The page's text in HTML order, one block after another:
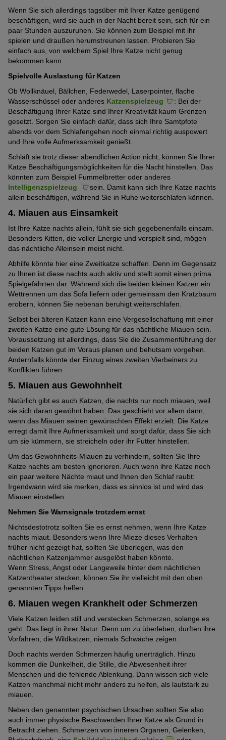
Wenn Sie sich allerdings tagsüber mit Ihrer Katze genügend
beschäftigen, wird sie auch in der Nacht bereit sein, sich für ein
paar Stunden auszuruhen. Sie können zum Beispiel mit ihr
spielen und draußen herumstreunen lassen. Probieren Sie
einfach aus, von welchem Spiel Ihre Katze nicht genug
bekommen kann.
Spielvolle Auslastung für Katzen
Ob Wollknäuel, Bällchen, Federwedel, Laserpointer, flache
Wasserschüssel oder anderes Katzenspielzeug
: Bei der
Beschäftigung Ihrer Katze sind Ihrer Kreativität kaum Grenzen
gesetzt. Sorgen Sie einfach dafür, dass sich Ihre Samtpfote
abends vor dem Schlafengehen noch einmal richtig auspowert
und Ihre volle Aufmerksamkeit genießt.
Schläft sie trotz dieser abendlichen Action nicht, können Sie Ihrer
Katze Beschäftigungsmöglichkeiten für die Nacht hinstellen. Das
könnten zum Beispiel Fummelbretter oder anderes
Intelligenzspielzeug
sein. Damit kann sich Ihre Katze nachts
allein beschäftigen, während Sie in Ruhe weiterschlafen können.
4. Miauen aus Einsamkeit
Ist Ihre Katze nachts allein, fühlt sie sich gegebenenfalls einsam.
Besonders Kitten, die voller Energie und verspielt sind, mögen
das nächtliche Alleinsein meist nicht.
Abhilfe könnte hier eine Zweitkatze schaffen. Denn im Gegensatz
zu Ihnen ist diese nachts auch aktiv und stellt somit einen prima
Spielgefährten dar. Während sich die beiden kleinen Katzen ein
Wettrennen um das Sofa liefern oder gemeinsam den Kratzbaum
erobern, können Sie nebenan beruhigt weiterschlafen.
Selbst bei älteren Katzen kann eine Vergesellschaftung mit einer
zweiten Katze eine gute Lösung für das nächtliche Miauen sein.
Voraussetzung ist allerdings, dass Sie die Zusammenführung der
beiden Katzen gut im Voraus planen und behutsam vorgehen.
Andernfalls könnte der Einzug eines zweiten Vierbeiners zu
Konflikten führen.
5. Miauen aus Gewohnheit
Natürlich gibt es auch Katzen, die nachts nur noch miauen, weil
sie sich daran gewöhnt haben. Das geschieht vor allem dann,
wenn das Miauen seinen gewünschten Effekt erzielt: Die Katze
erregt damit Ihre Aufmerksamkeit und sorgt dafür, dass Sie sich
um sie kümmern, sie streicheln oder ihr Futter hinstellen.
Um das Gewohnheits-Miauen zu verhindern, sollten Sie Ihre
Katze nachts am besten ignorieren. Auch wenn ihre Katze noch
ein paar weitere Nächte miaut und Ihnen den Schlaf raubt:
Irgendwann wird sie merken, dass es sinnlos ist und wird das
Miauen einstellen.
Nehmen Sie Warnsignale trotzdem ernst
Nichtsdestotrotz sollten Sie es ernst nehmen, wenn Ihre Katze
nachts miaut. Besonders wenn Ihre Mieze dieses Verhalten
früher nicht gezeigt hat, sollten Sie überlegen, was den
nächtlichen Katzenjammer ausgelöst haben könnte.
Wenn Stress, Angst oder Langeweile hinter dem nächtlichen
Katzentheater stecken, können Sie ihr vielleicht mit den oben
genannten Tipps helfen.
6. Miauen wegen Krankheit oder Schmerzen
Viele Katzen leiden still und verstecken Schmerzen, solange es
geht. Das liegt in ihrer Natur. Denn um zu überleben, durften ihre
Vorfahren, die Wildkatzen, niemals Schwäche zeigen.
Doch nachts werden Schmerzen häufig unerträglich. Hinzu
kommen die Dunkelheit, die Stille, die Abwesenheit ihrer
Menschen und die fehlende Ablenkung. Dann wissen sich viele
Katzen manchmal nicht mehr anders zu helfen, als lautstark zu
miauen.
Neben den genannten psychischen Ursachen sollten Sie also
auch immer physische Beschwerden Ihrer Katze als Grund in
Betracht ziehen. Schmerzen von inneren Organen, Gelenken,